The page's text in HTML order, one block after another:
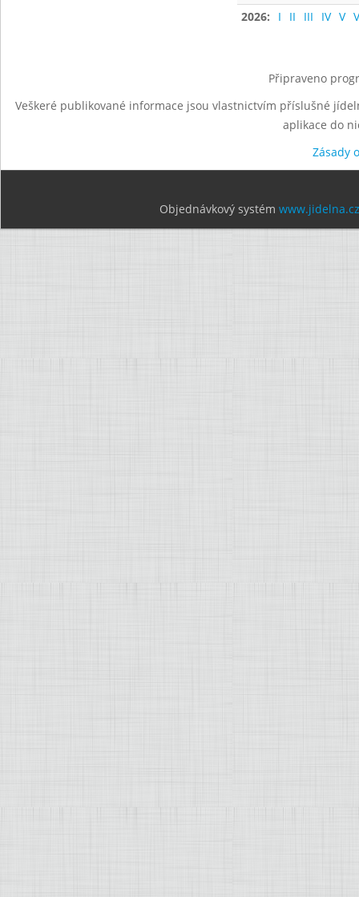
2026:
I II III IV V
Připraveno
Veškeré publikované informace jsou vlastnictvím příslušné
aplikace do
Zásady
Objednávkový systém www.jidelna.cz